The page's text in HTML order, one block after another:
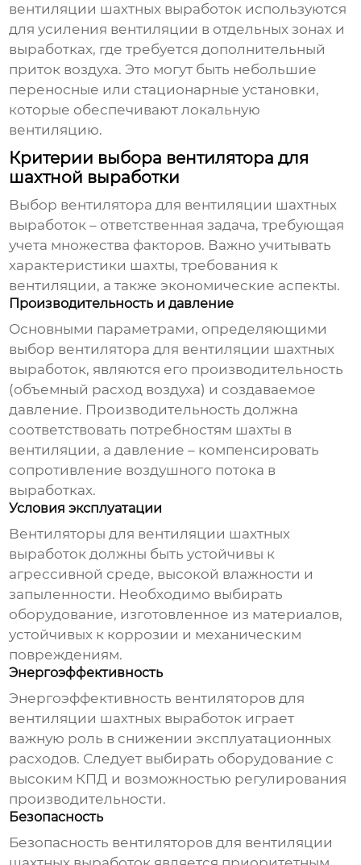
вентиляции шахтных выработок используются
для усиления вентиляции в отдельных зонах и
выработках, где требуется дополнительный
приток воздуха. Это могут быть небольшие
переносные или стационарные установки,
которые обеспечивают локальную
вентиляцию.
Критерии выбора вентилятора для
шахтной выработки
Выбор вентилятора для вентиляции шахтных
выработок – ответственная задача, требующая
учета множества факторов. Важно учитывать
характеристики шахты, требования к
вентиляции, а также экономические аспекты.
Производительность и давление
Основными параметрами, определяющими
выбор вентилятора для вентиляции шахтных
выработок, являются его производительность
(объемный расход воздуха) и создаваемое
давление. Производительность должна
соответствовать потребностям шахты в
вентиляции, а давление – компенсировать
сопротивление воздушного потока в
выработках.
Условия эксплуатации
Вентиляторы для вентиляции шахтных
выработок должны быть устойчивы к
агрессивной среде, высокой влажности и
запыленности. Необходимо выбирать
оборудование, изготовленное из материалов,
устойчивых к коррозии и механическим
повреждениям.
Энергоэффективность
Энергоэффективность вентиляторов для
вентиляции шахтных выработок играет
важную роль в снижении эксплуатационных
расходов. Следует выбирать оборудование с
высоким КПД и возможностью регулирования
производительности.
Безопасность
Безопасность вентиляторов для вентиляции